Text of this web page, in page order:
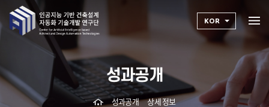
KOR
성과공개
성과공개 상세 정보